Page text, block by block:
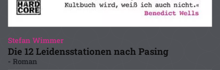
Stefan Wimmer
Die 12 Leidensstationen nach Pasing
- Roman